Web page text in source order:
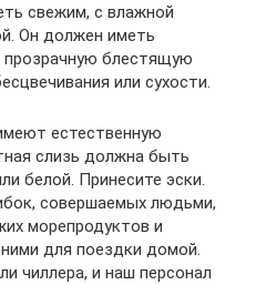
свежим, с влажной
Он должен иметь
прозрачную блестящую
или сухости.
естественную
слизь должна быть
белой. Принесите эски.
совершаемых людьми,
морепродуктов и
для поездки домой.
чиллера, и наш персонал